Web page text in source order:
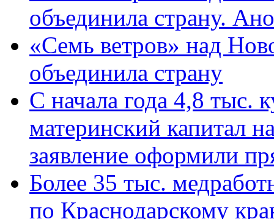
объединила страну.
«Семь ветров» над
объединила страну
С начала года 4,8 тыс.
материнский капитал
заявление оформили
Более 35 тыс.
по Краснодарскому